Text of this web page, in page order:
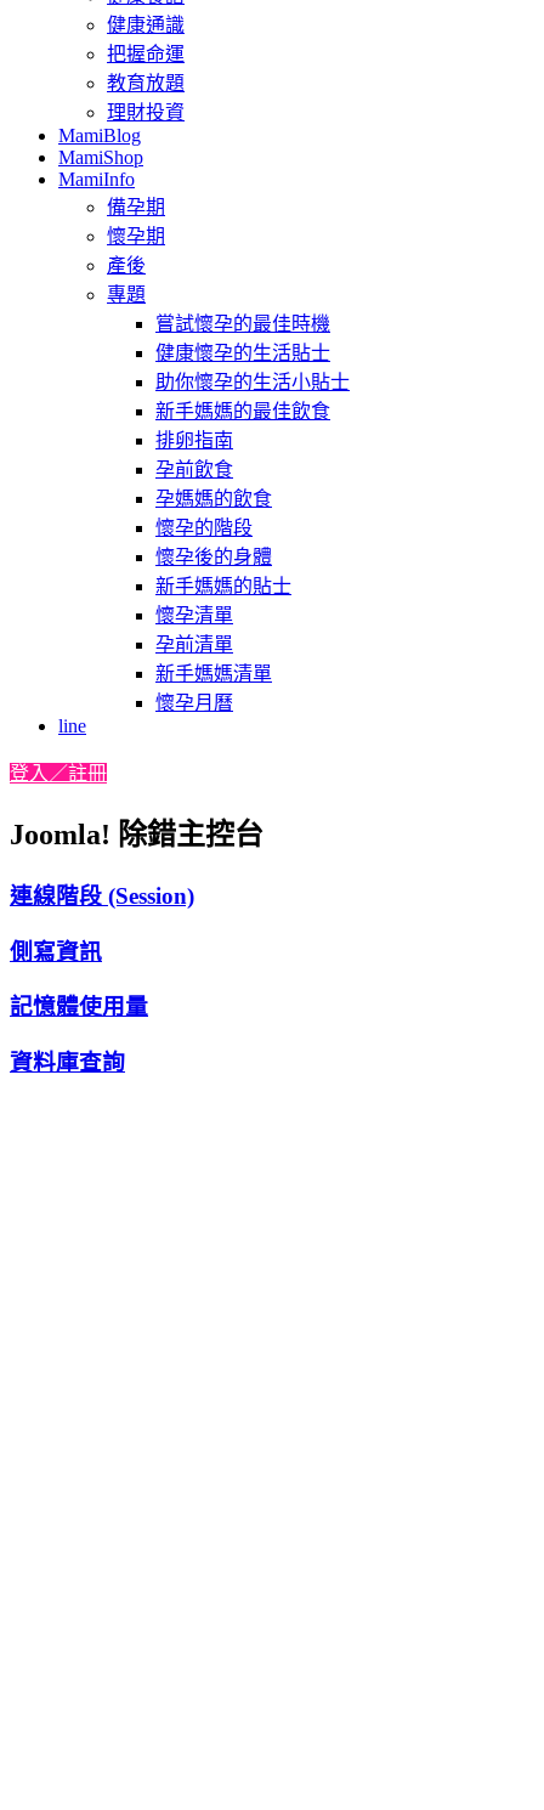
健康通識
把握命運
教育放題
理財投資
MamiBlog
MamiShop
MamiInfo
備孕期
懷孕期
產後
專題
嘗試懷孕的最佳時機
健康懷孕的生活貼士
助你懷孕的生活小貼士
新手媽媽的最佳飲食
排卵指南
孕前飲食
孕媽媽的飲食
懷孕的階段
懷孕後的身體
新手媽媽的貼士
懷孕清單
孕前清單
新手媽媽清單
懷孕月曆
line
登入／註冊
Joomla! 除錯主控台
連線階段 (Session)
側寫資訊
記憶體使用量
資料庫查詢